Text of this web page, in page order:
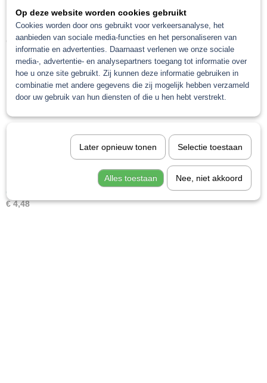
Ook interessant
Gerko fine line tape
€ 4,48
Op deze website worden cookies gebruikt
Cookies worden door ons gebruikt voor verkeersanalyse, het
aanbieden van sociale media-functies en het personaliseren van
informatie en advertenties. Daarnaast verlenen we onze sociale
media-, advertentie- en analysepartners toegang tot informatie over
hoe u onze site gebruikt. Zij kunnen deze informatie gebruiken in
combinatie met andere gegevens die zij mogelijk hebben verzameld
door uw gebruik van hun diensten of die u hen hebt verstrekt.
Later opnieuw tonen Selectie toestaan
Alles toestaan Nee, niet akkoord